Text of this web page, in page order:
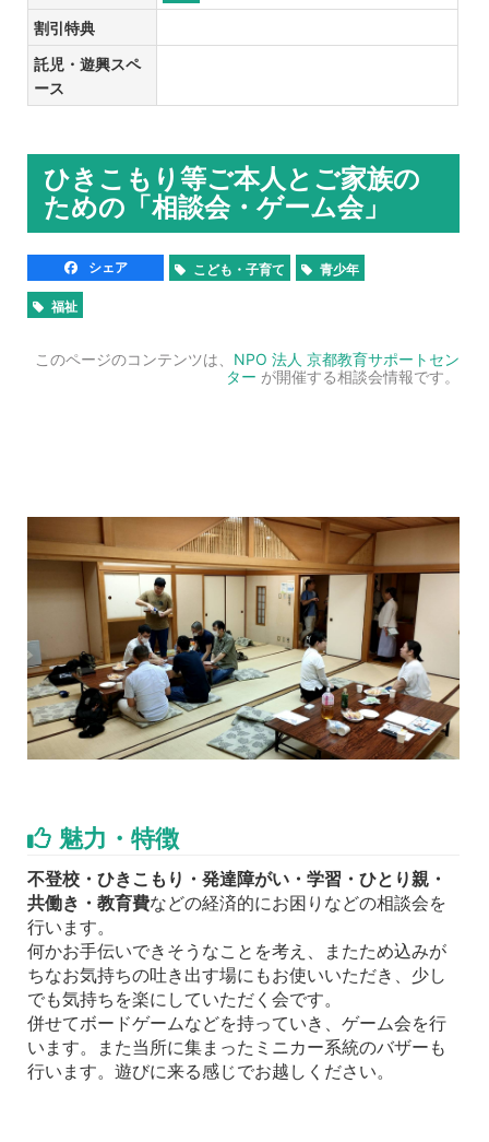
割引特典
託児・遊興スペ
ース
ひきこもり等ご本人とご家族の
ための「相談会・ゲーム会」
シェア こども・子育て 青少年
福祉
このページのコンテンツは、 NPO 法人 京都教育サポートセン
ター が開催する相談会情報です。
魅力・特徴
不登校・ひきこもり・発達障がい・学習・ひとり親・
共働き・教育費などの経済的にお困りなどの相談会を
行います。
何かお手伝いできそうなことを考え、またため込みが
ちなお気持ちの吐き出す場にもお使いいただき、少し
でも気持ちを楽にしていただく会です。
併せてボードゲームなどを持っていき、ゲーム会を行
います。また当所に集まったミニカー系統のバザーも
行います。遊びに来る感じでお越しください。